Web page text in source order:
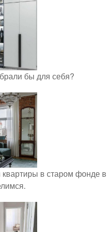
бы для себя?
в старом фонде в